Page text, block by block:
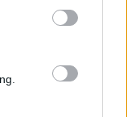
mennyiségnek.
ilyenkor a